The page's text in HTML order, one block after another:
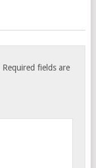
Required fields are